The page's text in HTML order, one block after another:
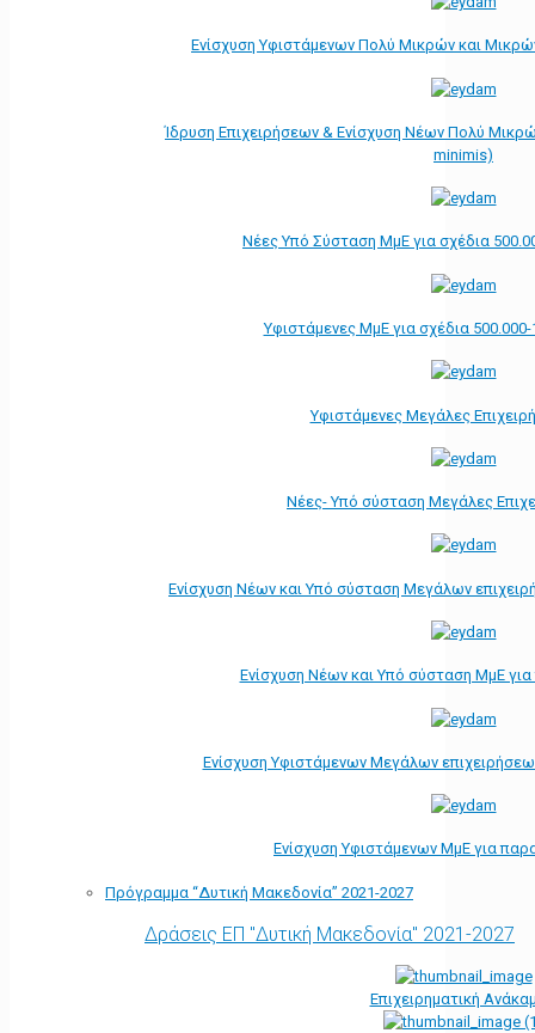
Ενίσχυση Υφιστάμενων Πολύ Μικρών και
Ίδρυση Επιχειρήσεων & Ενίσχυση Νέων Πολύ
minimis)
Νέες Υπό Σύσταση ΜμΕ για σχέδια
Υφιστάμενες ΜμΕ για σχέδια
Υφιστάμενες Μεγάλες
Νέες- Υπό σύσταση Μεγάλες
Ενίσχυση Νέων και Υπό σύσταση Μεγάλων
Ενίσχυση Νέων και Υπό σύσταση ΜμΕ
Ενίσχυση Υφιστάμενων Μεγάλων
Ενίσχυση Υφιστάμενων ΜμΕ για
Πρόγραμμα “Δυτική Μακεδονία” 2021-2027
Δράσεις ΕΠ "Δυτική Μακεδονία" 2021-2027
Επιχειρηματική